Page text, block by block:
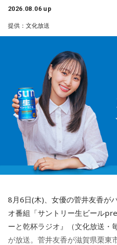
2026.08.06 up
提供：文化放送
8月6日(木)、女優の菅井友香が
オ番組「サントリー生ビール
ーと乾杯ラジオ』（文化放送・
が放送。菅井友香が滋賀県栗東